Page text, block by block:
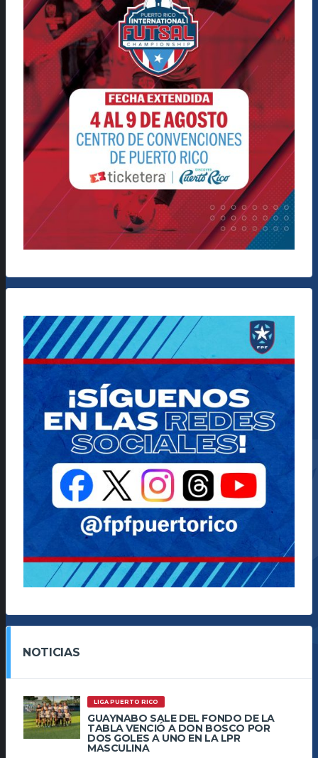
NOTICIAS
LIGA PUERTO RICO
GUAYNABO SALE DEL FONDO DE LA
TABLA VENCIÓ A DON BOSCO POR
DOS GOLES A UNO EN LA LPR
MASCULINA